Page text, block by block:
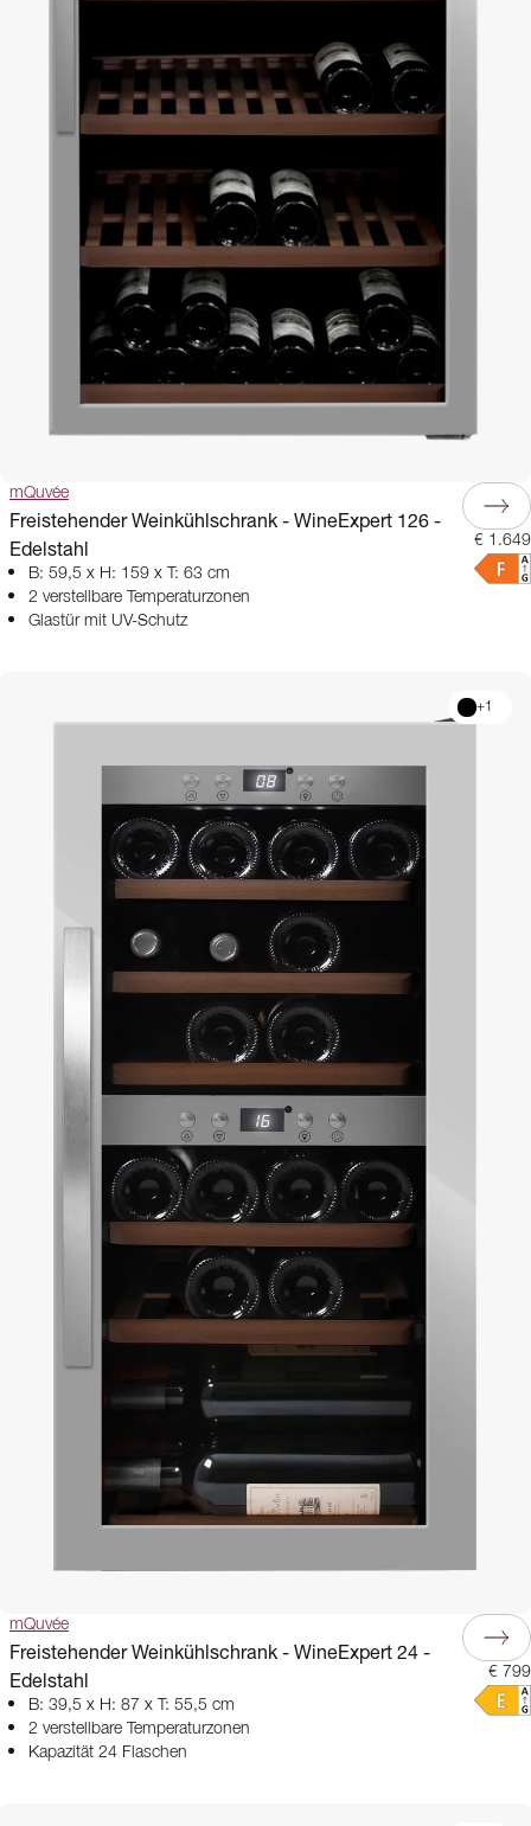
mQuvée
Freistehender Weinkühlschrank - WineExpert 126 -
Edelstahl
B: 59,5 x H: 159 x T: 63 cm
2 verstellbare Temperaturzonen
Glastür mit UV-Schutz
€ 1.649
+1
mQuvée
Freistehender Weinkühlschrank - WineExpert 24 -
Edelstahl
B: 39,5 x H: 87 x T: 55,5 cm
2 verstellbare Temperaturzonen
Kapazität 24 Flaschen
€ 799